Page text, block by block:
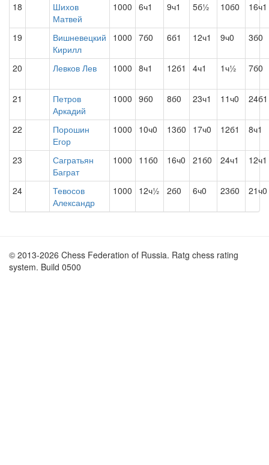
18
Шихов
Матвей
1000 6ч1 9ч1 5б½ 10б0 16ч1
19
Вишневецкий
Кирилл
1000 7б0 6б1 12ч1 9ч0 3б0
20 Левков Лев 1000 8ч1 12б1 4ч1 1ч½ 7б0
21
Петров
Аркадий
1000 9б0 8б0 23ч1 11ч0 24б1
22
Порошин
Егор
1000 10ч0 13б0 17ч0 12б1 8ч1
23
Сагратьян
Баграт
1000 11б0 16ч0 21б0 24ч1 12ч1
24
Тевосов
Александр
1000 12ч½ 2б0 6ч0 23б0 21ч0
© 2013-2026 Chess Federation of Russia. Ratg chess rating
system. Build 0500